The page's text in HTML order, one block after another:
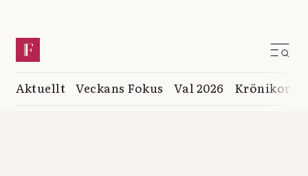
Aktuellt Veckans Fokus Val 2026 Krönikor